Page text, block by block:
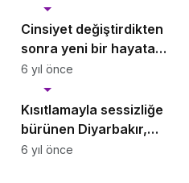
Cinsiyet değiştirdikten
sonra yeni bir hayata
adım atan dünyaca
ünlü isimler!
6 yıl önce
Kısıtlamayla sessizliğe
bürünen Diyarbakır,
havadan görüntülendi
Magazin
6 yıl önce